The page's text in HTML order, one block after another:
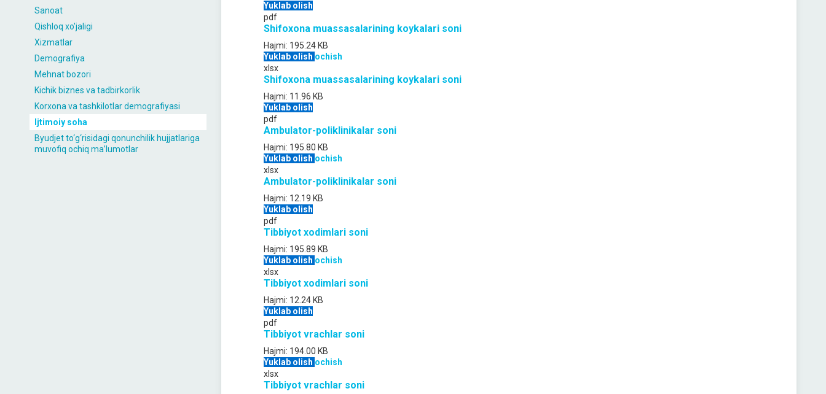
Sanoat
Qishloq xo'jaligi
Xizmatlar
Demografiya
Mehnat bozori
Kichik biznes va tadbirkorlik
Korxona va tashkilotlar demografiyasi
Ijtimoiy soha
Byudjet to‘g‘risidagi qonunchilik hujjatlariga
muvofiq ochiq maʼlumotlar
Yuklab olish
pdf
Shifoxona muassasalarining koykalari soni
Hajmi: 195.24 KB
Yuklab olish ochish
xlsx
Shifoxona muassasalarining koykalari soni
Hajmi: 11.96 KB
Yuklab olish
pdf
Ambulator-poliklinikalar soni
Hajmi: 195.80 KB
Yuklab olish ochish
xlsx
Ambulator-poliklinikalar soni
Hajmi: 12.19 KB
Yuklab olish
pdf
Tibbiyot xodimlari soni
Hajmi: 195.89 KB
Yuklab olish ochish
xlsx
Tibbiyot xodimlari soni
Hajmi: 12.24 KB
Yuklab olish
pdf
Tibbiyot vrachlar soni
Hajmi: 194.00 KB
Yuklab olish ochish
xlsx
Tibbiyot vrachlar soni